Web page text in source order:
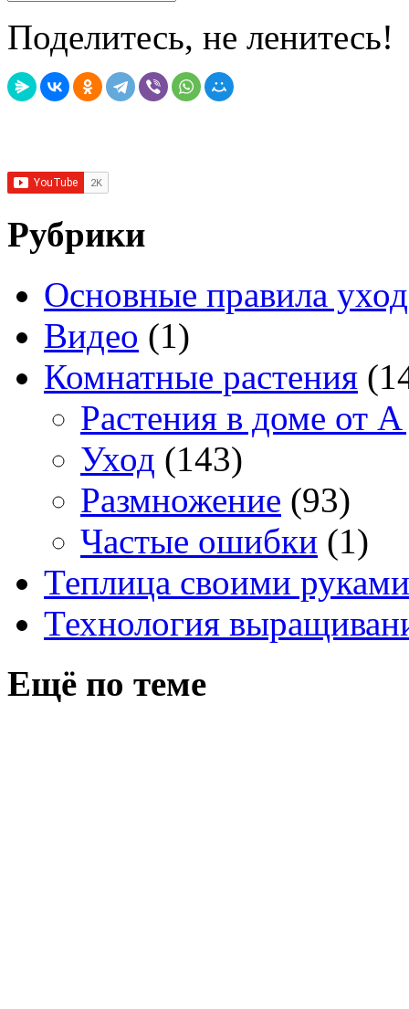
Поделитесь, не ленитесь!
Рубрики
Основные правила
Видео (1)
Комнатные растения
Растения в доме от
Уход (143)
Размножение (93)
Частые ошибки (1)
Теплица своими руками
Технология
Ещё по теме